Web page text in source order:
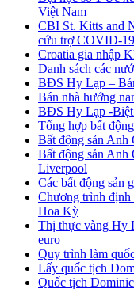
Việt Nam
CBI St. Kitts and
cứu trợ COVID-19
Croatia gia nhập
Danh sách các
BĐS Hy Lạp –
Bán nhà hướng
BĐS Hy Lạp -Biệt
Tổng hợp bất
Bất động sản Anh
Bất động sản Anh
Liverpool
Các bất động sản
Chương trình
Hoa Kỳ
Thị thực vàng Hy
euro
Quy trình làm
Lấy quốc tịch
Quốc tịch